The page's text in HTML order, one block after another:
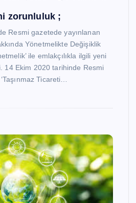
zorunluluk ;
Resmi gazetede yayınlanan
Yönetmelikte Değişiklik
ile emlakçılıkla ilgili yeni
14 Ekim 2020 tarihinde Resmi
Ticareti…